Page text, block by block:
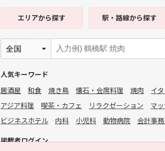
エリアから探す 駅・路線から探す
人気キーワード
居酒屋
和食 焼き鳥 懐石・会席料理 焼肉 イ
アジア料理
喫茶・カフェ リラクゼーション マ
ビジネスホテル
内科 小児科 動物病院 会計事
掲載者ログイン